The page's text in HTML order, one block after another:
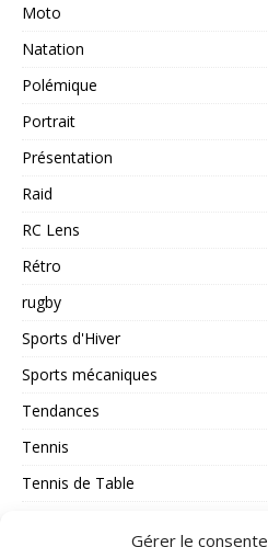
Gérer le
Moto
Natation
Polémique
Portrait
Présentation
Raid
RC Lens
Rétro
rugby
Sports d'Hiver
Sports mécaniques
Tendances
Tennis
Tennis de Table